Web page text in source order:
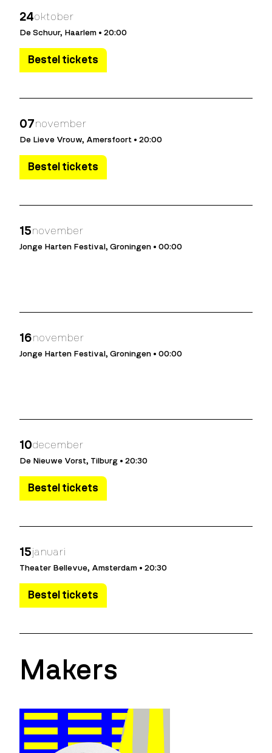
24oktober
De Schuur, Haarlem • 20:00
Bestel tickets
07november
De Lieve Vrouw, Amersfoort • 20:00
Bestel tickets
15november
Jonge Harten Festival, Groningen • 00:00
16november
Jonge Harten Festival, Groningen • 00:00
10december
De Nieuwe Vorst, Tilburg • 20:30
Bestel tickets
15januari
Theater Bellevue, Amsterdam • 20:30
Bestel tickets
Makers